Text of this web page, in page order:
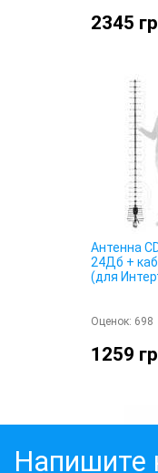
2345
Антенна
24Дб +
(для
Оценок: 698
1259
Напишите